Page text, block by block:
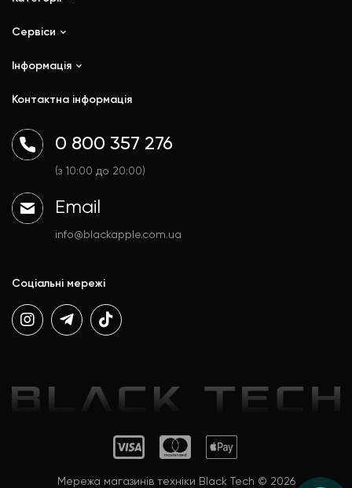
iPhone
iPad
Watch
Гаджети
Аксесуари
Сервіси
Ремонт
Trade In
Інформація
Доставка і оплата
Договір публічної оферти
Політика конфіденційності
Контактна інформація
0 800 357 276
(з 10:00 до 20:00)
Email
info@blackapple.com.ua
Соціальні мережі
Мережа магазинів техніки Black Tech © 2026